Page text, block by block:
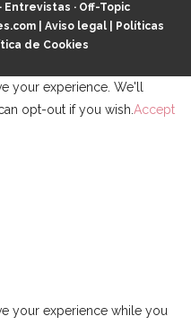
· Entrevistas · Off-Topic
| Aviso legal|
Políticas
de Cookies
your experience. We'll
opt-out if you wish.Accept
your experience while you